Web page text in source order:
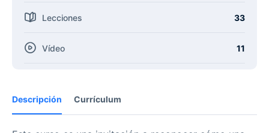
Descripción Currículum
Lecciones 33
Vídeo 11